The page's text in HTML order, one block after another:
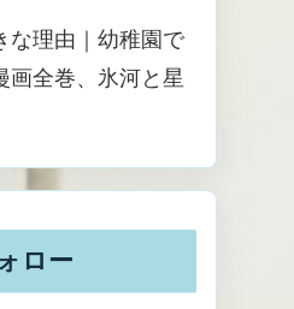
な理由｜幼稚園で
画全巻、氷河と星
ロー